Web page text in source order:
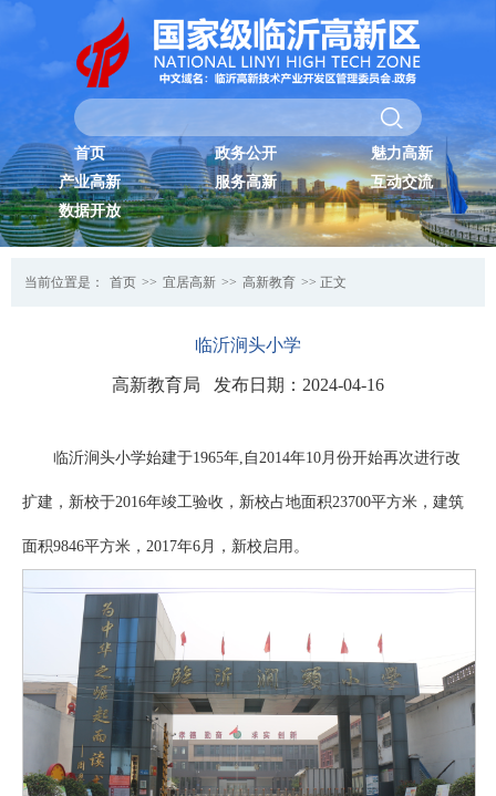
首页 政务公开
魅力高新
产业高新
服务高新
互动交流
数据开放
当前位置是： 首页 >> 宜居高新 >> 高新教育 >> 正文
临沂涧头小学
高新教育局 发布日期：2024-04-16
临沂涧头小学始建于1965年,自2014年10月份开始再次进行改
扩建，新校于2016年竣工验收，新校占地面积23700平方米，建筑
面积9846平方米，2017年6月，新校启用。